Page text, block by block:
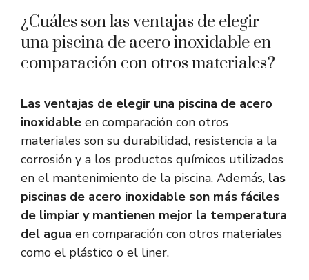
¿Cuáles son las ventajas de elegir
una piscina de acero inoxidable en
comparación con otros materiales?
Las ventajas de elegir una piscina de acero
inoxidable en comparación con otros
materiales son su durabilidad, resistencia a la
corrosión y a los productos químicos utilizados
en el mantenimiento de la piscina. Además, las
piscinas de acero inoxidable son más fáciles
de limpiar y mantienen mejor la temperatura
del agua en comparación con otros materiales
como el plástico o el liner.